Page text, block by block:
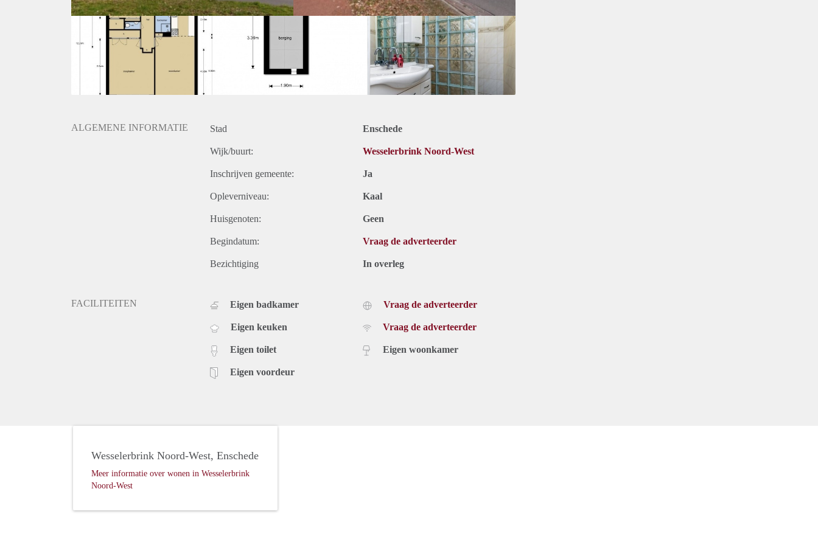
ALGEMENE INFORMATIE Stad Enschede
Wijk/buurt: Wesselerbrink Noord-West
Inschrijven gemeente: Ja
Opleverniveau: Kaal
Huisgenoten: Geen
Begindatum: Vraag de adverteerder
Bezichtiging In overleg
FACILITEITEN Eigen badkamer
Eigen keuken
Eigen toilet
Eigen voordeur
Vraag de adverteerder
Vraag de adverteerder
Eigen woonkamer
Wesselerbrink Noord-West, Enschede
Meer informatie over wonen in Wesselerbrink
Noord-West